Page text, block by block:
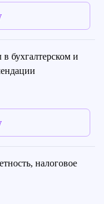
бухгалтерском и
налоговое